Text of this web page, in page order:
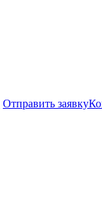
Отправить заявку